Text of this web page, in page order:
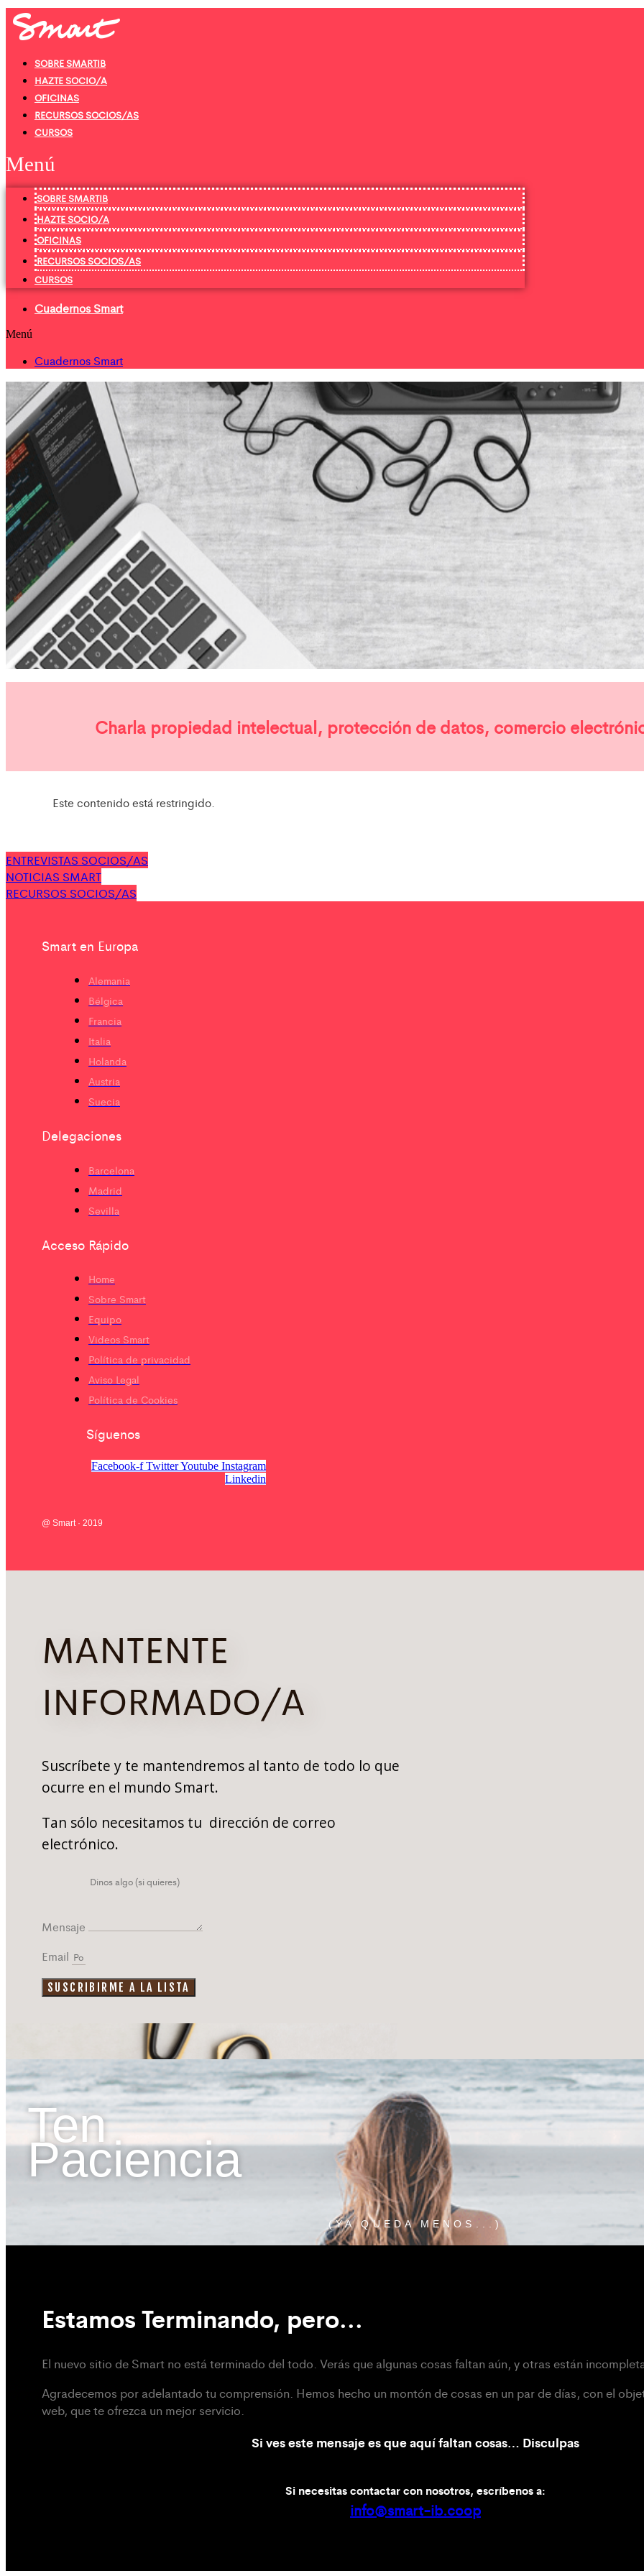
Ir
contenido
SOBRE SMARTIB
HAZTE SOCIO/A
OFICINAS
RECURSOS SOCIOS/AS
CURSOS
Menú
SOBRE SMARTIB
HAZTE SOCIO/A
OFICINAS
RECURSOS SOCIOS/AS
CURSOS
Cuadernos Smart
Menú
Cuadernos Smart
Charla propiedad intelectual, protección de datos, comercio
Este contenido está restringido.
ENTREVISTAS SOCIOS/AS
NOTICIAS SMART
RECURSOS SOCIOS/AS
Smart en Europa
Alemania
Bélgica
Francia
Italia
Holanda
Austria
Suecia
Delegaciones
Barcelona
Madrid
Sevilla
Acceso Rápido
Home
Sobre Smart
Equipo
Videos Smart
Política de privacidad
Aviso Legal
Política de Cookies
Síguenos
Facebook-f TwitterYoutube Instagram
Linkedin
@ Smart · 2019
MANTENTE
INFORMADO/A
Suscríbete y te mantendremos al tanto de todo lo que
ocurre en el mundo Smart.
Tan sólo necesitamos tu dirección de correo
electrónico.
Mensaje
Email
SUSCRIBIRME A LA LISTA
Ten
Paciencia
(YA QUEDA MENOS...)
Estamos Terminando, pero...
El nuevo sitio de Smart no está terminado del todo. Verás que algunas cosas faltan aún, y otras están
Agradecemos por adelantado tu comprensión. Hemos hecho un montón de cosas en un par de días, con el
web, que te ofrezca un mejor servicio.
Si ves este mensaje es que aquí faltan cosas… Disculpas
Si necesitas contactar con nosotros, escríbenos a:
info@smart-ib.coop